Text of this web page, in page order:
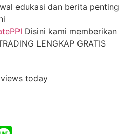
edukasi dan berita penting
Disini kami memberikan
LENGKAP GRATIS
views today